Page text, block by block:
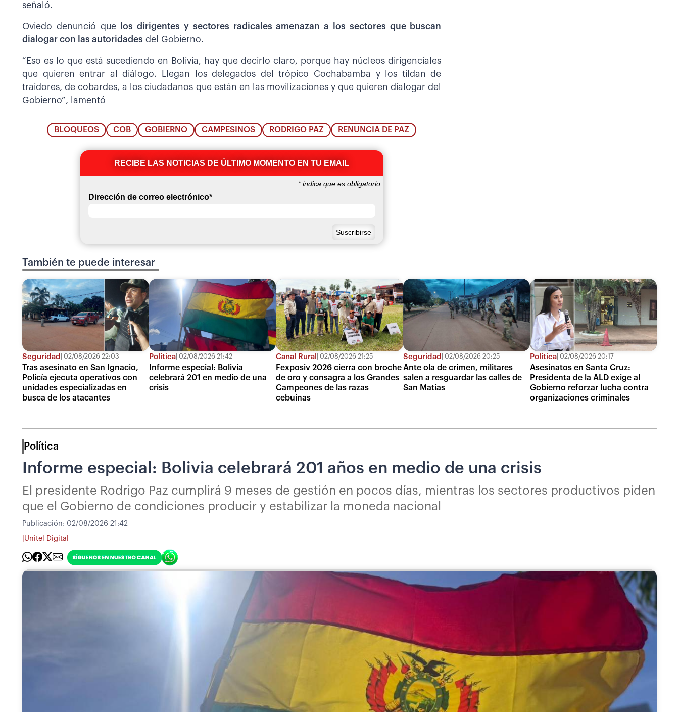
señaló.
Oviedo denunció que
los dirigentes y sectores radicales amenazan a los sectores que buscan
dialogar con las autoridades del Gobierno.
“Eso es lo que está sucediendo en Bolivia, hay que decirlo claro, porque hay núcleos dirigenciales
que quieren entrar al diálogo. Llegan los delegados del trópico Cochabamba y los tildan de
traidores, de cobardes, a los ciudadanos que están en las movilizaciones y que quieren dialogar del
Gobierno”, lamentó
BLOQUEOS COB GOBIERNO CAMPESINOS RODRIGO PAZ RENUNCIA DE PAZ
RECIBE LAS NOTICIAS DE ÚLTIMO MOMENTO EN TU EMAIL
*indica que es obligatorio
Dirección de correo electrónico*
También te puede interesar
Seguridad 02/08/2026 22:03
Tras asesinato en San Ignacio,
Policía ejecuta operativos con
unidades especializadas en
busca de los atacantes
Política 02/08/2026 21:42
Informe especial: Bolivia
celebrará 201 en medio de una
crisis
Canal Rural 02/08/2026 21:25
Fexposiv 2026 cierra con broche
de oro y consagra a los Grandes
Campeones de las razas
cebuinas
Seguridad 02/08/2026 20:25
Ante ola de crimen, militares
salen a resguardar las calles de
San Matías
Política 02/08/2026 20:17
Asesinatos en Santa Cruz:
Presidenta de la ALD exige al
Gobierno reforzar lucha contra
organizaciones criminales
Política
Informe especial: Bolivia celebrará 201 años en medio de una crisis
El presidente Rodrigo Paz cumplirá 9 meses de gestión en pocos días, mientras los sectores productivos piden
que el Gobierno de condiciones producir y estabilizar la moneda nacional
Publicación: 02/08/2026 21:42
Unitel Digital